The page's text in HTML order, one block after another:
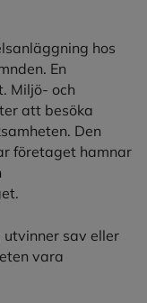
hos
En
Miljö- och
att besöka
Den
företaget hamnar
sav eller
vara